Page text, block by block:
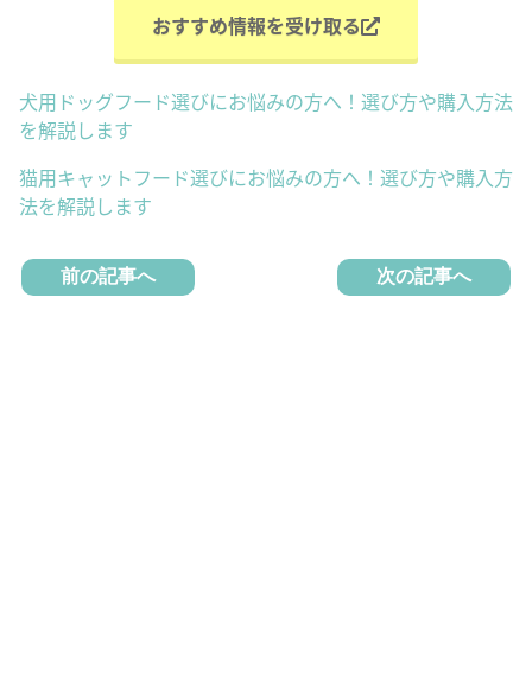
おすすめ情報を受け取る
犬用ドッグフード選びにお悩みの方へ！選び方や購入方法
を解説します
猫用キャットフード選びにお悩みの方へ！選び方や購入方
法を解説します
前の記事へ 次の記事へ